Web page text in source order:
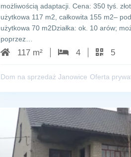
możliwością adaptacji. Cena: 350 tyś.
użytkowa 117 m2, całkowita 155 m2–
użytkowa 70 m2Działka: ok. 10 arów;
poprzez…
117 m² 4 5
Dom na sprzedaż Janowice Oferta